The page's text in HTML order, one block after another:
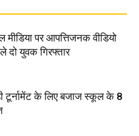
मीडिया पर आपत्तिजनक वीडियो
दो युवक गिरफ्तार
टूर्नामेंट के लिए बजाज स्कूल के 8